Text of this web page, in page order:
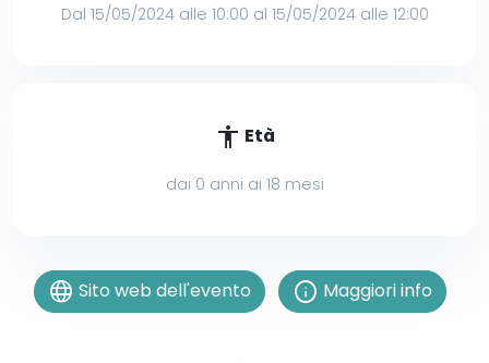
Dal 15/05/2024 alle 10:00 al 15/05/2024 alle 12:00
accessibility Età
dai 0 anni ai 18 mesi
language Sito web dell'evento info Maggiori info